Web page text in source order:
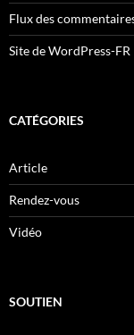
Flux des
Site de WordPress-FR
CATÉGORIES
Article
Rendez-vous
Vidéo
SOUTIEN